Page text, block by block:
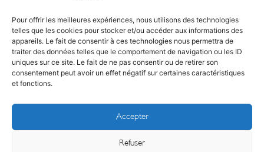
Pour offrir les meilleures expériences, nous utilisons des technologies
telles que les cookies pour stocker et/ou accéder aux informations des
appareils. Le fait de consentir à ces technologies nous permettra de
traiter des données telles que le comportement de navigation ou les ID
uniques sur ce site. Le fait de ne pas consentir ou de retirer son
consentement peut avoir un effet négatif sur certaines caractéristiques
et fonctions.
Accepter
Refuser
MON COMPTE
SUIVEZ-NOUS !
Mentions légales
Politique de cookies
J’AI UN
PROJET